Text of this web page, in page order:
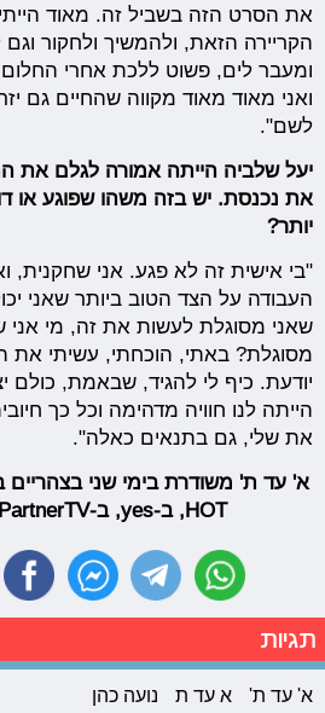
את הסרט הזה בשביל זה. מאוד
הקריירה הזאת, ולהמשיך ולחקור
ומעבר לים, פשוט ללכת אחרי
ואני מאוד מאוד מקווה שהחיים גם
לשם".
יעל שלביה הייתה אמורה לגלם את
את נכנסת. יש בזה משהו שפוגע או
יותר?
"בי אישית זה לא פגע. אני שחקנית,
העבודה על הצד הטוב ביותר שאני
שאני מסוגלת לעשות את זה, מי
מסוגלת? באתי, הוכחתי, עשיתי את
יודעת. כיף לי להגיד, שבאמת, כולם
הייתה לנו חוויה מדהימה וכל כך
את שלי, גם בתנאים כאלה".
HOT, ב-yes, ב-PartnerTV וגם ב-VOD).
תגיות
א' עד ת' א עד ת נועה כהן